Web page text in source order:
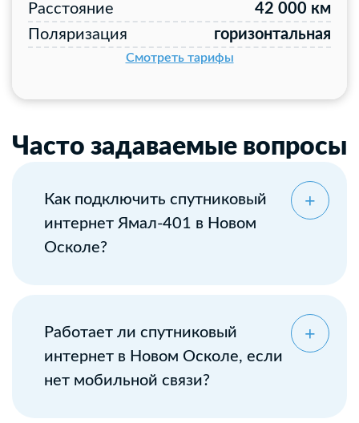
Расстояние
42 000 км
Поляризация
горизонтальная
Смотреть тарифы
Часто задаваемые вопросы
Как подключить спутниковый
интернет Ямал-401 в Новом
Осколе?
Работает ли спутниковый
интернет в Новом Осколе, если
нет мобильной связи?